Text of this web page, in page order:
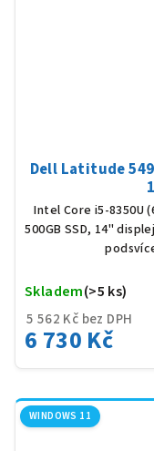
Dell Latitude
Intel Core i5-8350U
500GB SSD, 14"
5 562 Kč bez DPH
6 730 Kč
Skladem(>5 ks)
WINDOWS 11